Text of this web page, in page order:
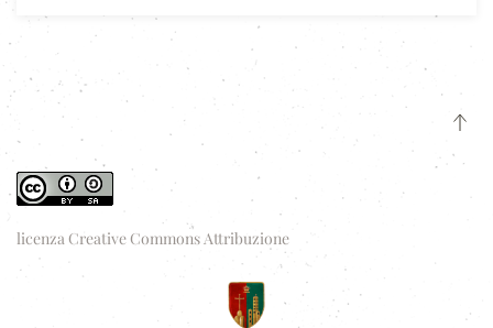
licenza Creative Commons Attribuzione